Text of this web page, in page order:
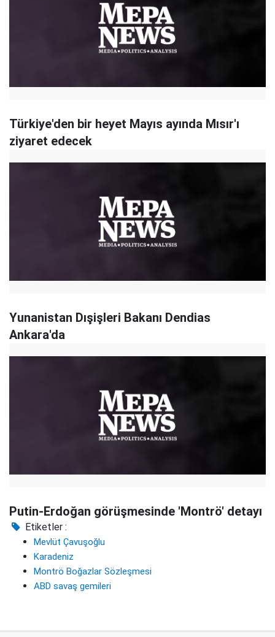
Türkiye'den bir heyet Mayıs ayında Mısır'ı
ziyaret edecek
Yunanistan Dışişleri Bakanı Dendias
Ankara'da
Putin-Erdoğan görüşmesinde 'Montrö' detayı
Etiketler :
Mevlüt Çavuşoğlu
Karadeniz
Montrö Boğazlar Sözleşmesi
ABD savaş gemileri